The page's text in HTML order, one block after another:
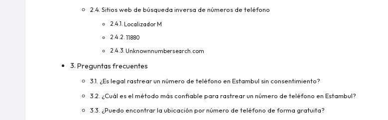
Sitios web de búsqueda inversa de números de teléfono
Localizador M
11880
Unknownnumbersearch.com
Preguntas frecuentes
¿Es legal rastrear un número de teléfono en Estambul sin consentimiento?
¿Cuál es el método más confiable para rastrear un número de teléfono en Estambul?
¿Puedo encontrar la ubicación por número de teléfono de forma gratuita?